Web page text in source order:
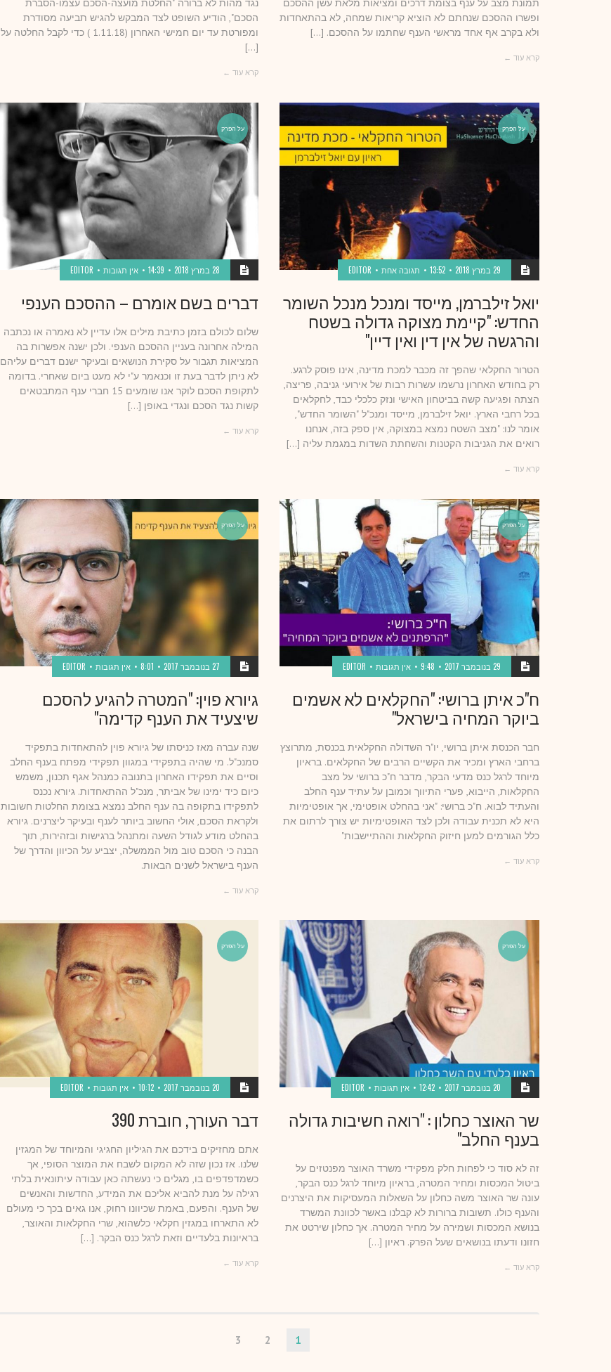
תמונת מצב על ענף בצומת דרכים ומציאות מלאת עשן ההסכם
ופשרו ההסכם שנחתם לא הוציא קריאות שמחה, לא בהתאחדות
ולא בקרב אף אחד מראשי הענף שחתמו על ההסכם. […]
קרא עוד ←
נגד מהות לא ברורה "החלטת מועצה-הסכם עצמו-הסברת
הסכם", הודיע השופט לצד המבקש להגיש תביעה מסודרת
ומפורטת עד יום חמישי האחרון (1.11.18 ) כדי לקבל החלטה על
[…]
קרא עוד ←
על הפרק
29 במרץ 2018 13:52 תגובה אחת EDITOR
יואל זילברמן, מייסד ומנכל מנכל השומר
החדש: "קיימת מצוקה גדולה בשטח
והרגשה של אין דין ואין דיין"
הטרור החקלאי שהפך זה מכבר למכת מדינה, אינו פוסק לרגע.
רק בחודש האחרון נרשמו עשרות רבות של אירועי גניבה, פריצה,
הצתה ופגיעה קשה בביטחון האישי ונזק כלכלי כבד, לחקלאים
בכל רחבי הארץ. יואל זילברמן, מייסד ומנכ"ל "השומר החדש",
אומר לנו: "מצב השטח נמצא במצוקה, אין ספק בזה, אנחנו
רואים את הגניבות הקטנות והשחתת השדות במגמת עליה […]
קרא עוד ←
על הפרק
28 במרץ 2018 14:39 אין תגובות EDITOR
דברים בשם אומרם – ההסכם הענפי
שלום לכולם בזמן כתיבת מילים אלו עדיין לא נאמרה או נכתבה
המילה אחרונה בעניין ההסכם הענפי. ולכן ישנה אפשרות בה
המציאות תגבור על סקירת הנושאים ובעיקר ישנם דברים עליהם
לא ניתן לדבר בעת זו וכנאמר ע"י לא מעט ביום שאחרי. בדומה
לתקופת הסכם לוקר אנו שומעים 15 חברי ענף המתבטאים
קשות נגד הסכם ונגדי באופן […]
קרא עוד ←
על הפרק
29 בנובמבר 2017 9:48 אין תגובות EDITOR
ח"כ איתן ברושי: "החקלאים לא אשמים
ביוקר המחיה בישראל"
חבר הכנסת איתן ברושי, יו"ר השדולה החקלאית בכנסת, מתרוצץ
ברחבי הארץ ומכיר את הקשיים הרבים של החקלאים. בראיון
מיוחד לרגל כנס מדעי הבקר, מדבר ח"כ ברושי על מצב
החקלאות, הייבוא, פערי התיווך וכמובן על עתיד ענף החלב
והעתיד לבוא. ח"כ ברושי: "אני בהחלט אופטימי, אך אופטימיות
היא לא תכנית עבודה ולכן לצד האופטימיות יש צורך לרתום את
כלל הגורמים למען חיזוק החקלאות וההתיישבות"
קרא עוד ←
על הפרק
27 בנובמבר 2017 8:01 אין תגובות EDITOR
גיורא פוין: "המטרה להגיע להסכם
שיצעיד את הענף קדימה"
שנה עברה מאז כניסתו של גיורא פוין להתאחדות בתפקיד
סמנכ"ל. מי שהיה בתפקידי במגוון תפקידי מפתח בענף החלב
וסיים את תפקידו האחרון בתנובה כמנהל אגף תכנון, משמש
כיום כיד ימינו של אביתר, מנכ"ל ההתאחדות. גיורא נכנס
לתפקידו בתקופה בה ענף החלב נמצא בצומת החלטות חשובות
ולקראת הסכם, אולי החשוב ביותר לענף ובעיקר ליצרנים. גיורא
בהחלט מודע לגודל השעה ומתנהל ברגישות ובזהירות, תוך
הבנה כי הסכם טוב מול הממשלה, יצביע על הכיוון והדרך של
הענף בישראל לשנים הבאות.
קרא עוד ←
על הפרק
20 בנובמבר 2017 12:42 אין תגובות EDITOR
שר האוצר כחלון : "רואה חשיבות גדולה
בענף החלב"
זה לא סוד כי לפחות חלק מפקידי משרד האוצר מפנטזים על
ביטול המכסות ומחיר המטרה, בראיון מיוחד לרגל כנס הבקר,
עונה שר האוצר משה כחלון על השאלות המעסיקות את היצרנים
והענף כולו. תשובות ברורות לא קבלנו באשר לכוונת המשרד
בנושא המכסות ושמירה על מחיר המטרה. אך כחלון שירטט את
חזונו ודעתו בנושאים שעל הפרק. ראיון […]
קרא עוד ←
על הפרק
20 בנובמבר 2017 10:12 אין תגובות EDITOR
דבר העורך, חוברת 390
אתם מחזיקים בידכם את הגיליון החגיגי והמיוחד של המגזין
שלנו. אז נכון שזה לא המקום לשבח את המוצר הסופי, אך
כשמדפדפים בו, מגלים כי נעשתה כאן עבודה עיתונאית בלתי
רגילה על מנת להביא אליכם את המידע, החדשות והאנשים
של הענף. והפעם, באמת שכיוונו רחוק, אנו גאים בכך כי מעולם
לא התארחו במגזין חקלאי כלשהוא, שרי החקלאות והאוצר,
בראיונות בלעדיים וזאת לרגל כנס הבקר. […]
קרא עוד ←
1
2
3